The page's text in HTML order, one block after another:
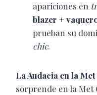
apariciones en
blazer +
prueban su
chic.
La Audacia en la
sorprende en la Met